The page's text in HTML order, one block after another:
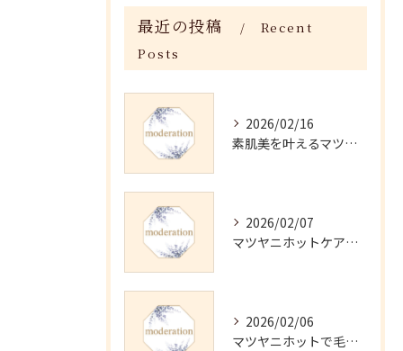
最近の投稿
Recent
Posts
2026/02/16
素肌美を叶えるマツヤニホットセラピーの効果
2026/02/07
マツヤニホットケアの正しい使い方と継続法
2026/02/06
マツヤニホットで毛穴・くすみ改善術